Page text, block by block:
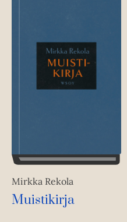
Mirkka Rekola
Muistikirja